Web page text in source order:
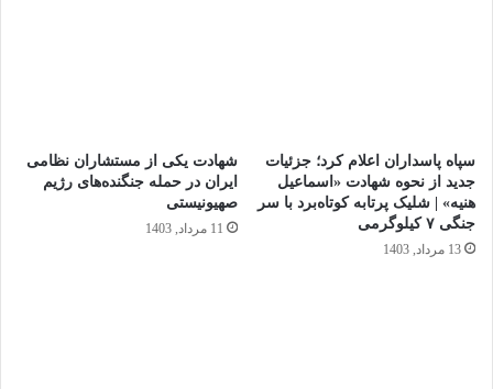
سپاه پاسداران اعلام کرد؛ جزئیات
جدید از نحوه شهادت «اسماعیل
هنیه» | شلیک پرتابه کوتاه‌برد با سر
جنگی ۷ کیلوگرمی
13 مرداد, 1403
شهادت یکی از مستشاران نظامی
ایران در حمله جنگنده‌های رژیم
صهیونیستی
11 مرداد, 1403